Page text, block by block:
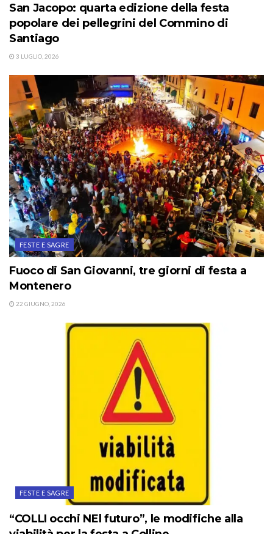
San Jacopo: quarta edizione della festa
popolare dei pellegrini del Commino di
Santiago
3 LUGLIO, 2026
FESTE E SAGRE
Fuoco di San Giovanni, tre giorni di festa a
Montenero
22 GIUGNO, 2026
FESTE E SAGRE
“COLLI occhi NEl futuro”, le modifiche alla